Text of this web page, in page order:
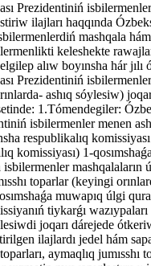
Prezidentiniń
ilajları haqqında
mashqala hám
keleshekte
alıw boyınsha hár jılı
Prezidentiniń
ashıq sóylesiw)
1.Tómendegiler:
isbilermenler menen
respublikalıq
komissiyası) 1-
mashqalaların
toparlar (keyingi
muwapıq úlgi
tiykarǵı
joqarı dárejede
ilajlardı jedel hám
aymaqlıq jumısshı